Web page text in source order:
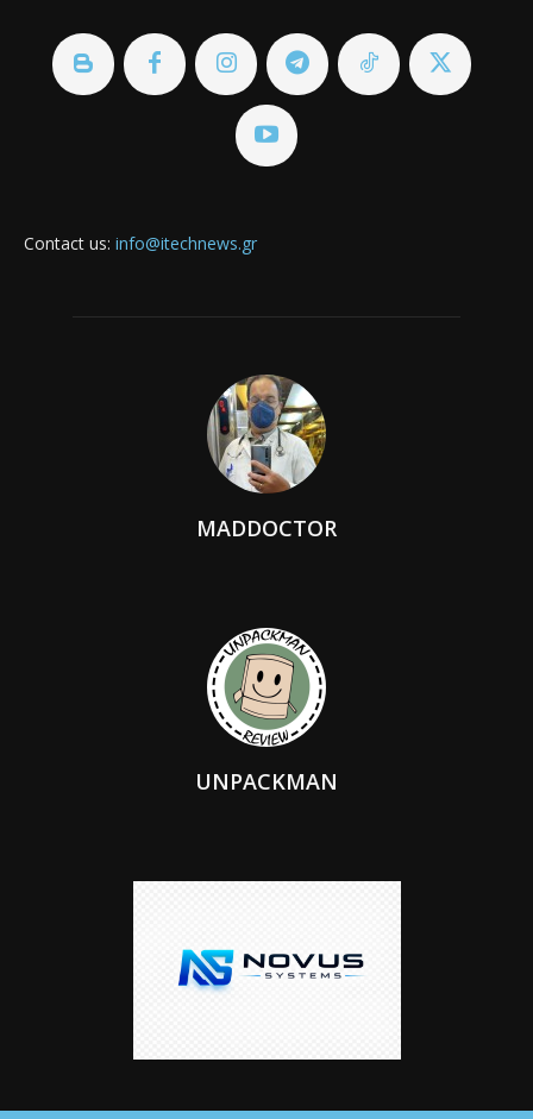
Contact us: info@itechnews.gr
MADDOCTOR
UNPACKMAN